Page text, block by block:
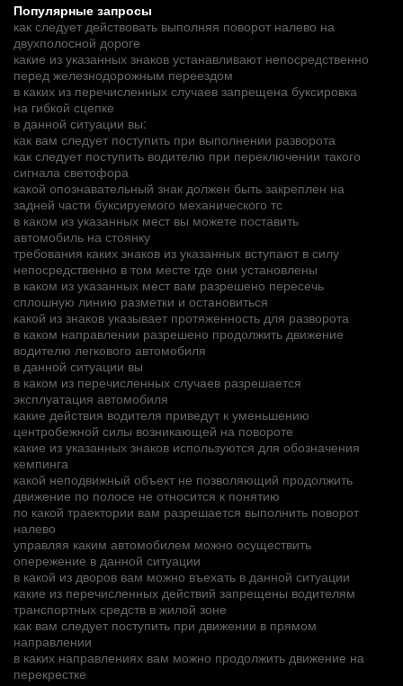
Популярные запросы
как следует действовать выполняя поворот налево на
двухполосной дороге
какие из указанных знаков устанавливают непосредственно
перед железнодорожным переездом
в каких из перечисленных случаев запрещена буксировка
на гибкой сцепке
в данной ситуации вы:
как вам следует поступить при выполнении разворота
как следует поступить водителю при переключении такого
сигнала светофора
какой опознавательный знак должен быть закреплен на
задней части буксируемого механического тс
в каком из указанных мест вы можете поставить
автомобиль на стоянку
требования каких знаков из указанных вступают в силу
непосредственно в том месте где они установлены
в каком из указанных мест вам разрешено пересечь
сплошную линию разметки и остановиться
какой из знаков указывает протяженность для разворота
в каком направлении разрешено продолжить движение
водителю легкового автомобиля
в данной ситуации вы
в каком из перечисленных случаев разрешается
эксплуатация автомобиля
какие действия водителя приведут к уменьшению
центробежной силы возникающей на повороте
какие из указанных знаков используются для обозначения
кемпинга
какой неподвижный объект не позволяющий продолжить
движение по полосе не относится к понятию
по какой траектории вам разрешается выполнить поворот
налево
управляя каким автомобилем можно осуществить
опережение в данной ситуации
в какой из дворов вам можно въехать в данной ситуации
какие из перечисленных действий запрещены водителям
транспортных средств в жилой зоне
как вам следует поступить при движении в прямом
направлении
в каких направлениях вам можно продолжить движение на
перекрестке